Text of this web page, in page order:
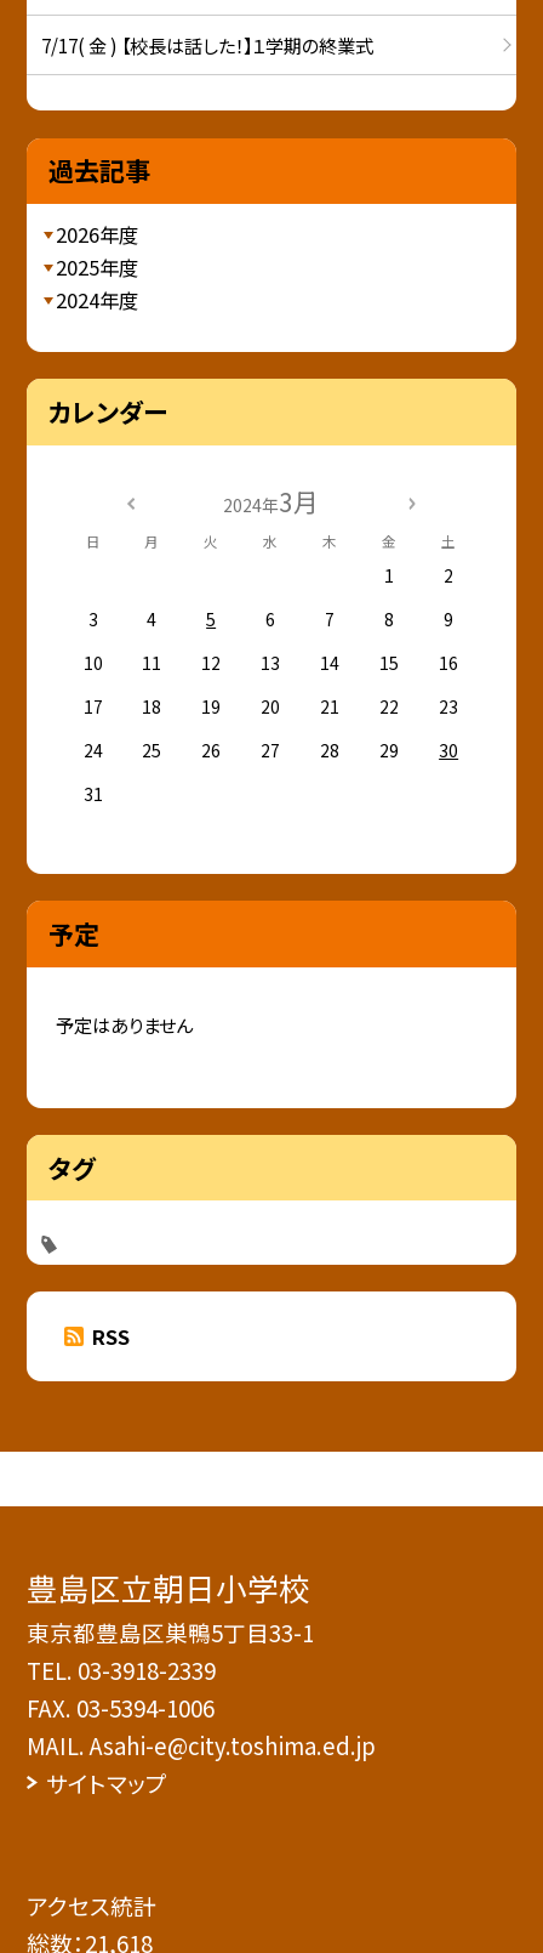
7/17( 金 ) 【校長は話した！】１学期の終業式
過去記事
2026年度
2025年度
2024年度
カレンダー
2024年3月
日 月 火 水 木 金 土
1
2
3
4 5 6 7 8
9
10
11 12 13 14 15
16
17
18 19 20 21 22
23
24
25 26 27 28 29
30
31
予定
予定はありません
タグ
RSS
豊島区立朝日小学校
東京都豊島区巣鴨5丁目33-1
TEL. 03-3918-2339
FAX. 03-5394-1006
MAIL. Asahi-e@city.toshima.ed.jp
サイトマップ
アクセス統計
総数：21,618